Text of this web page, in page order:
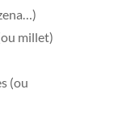
millet)
(ou